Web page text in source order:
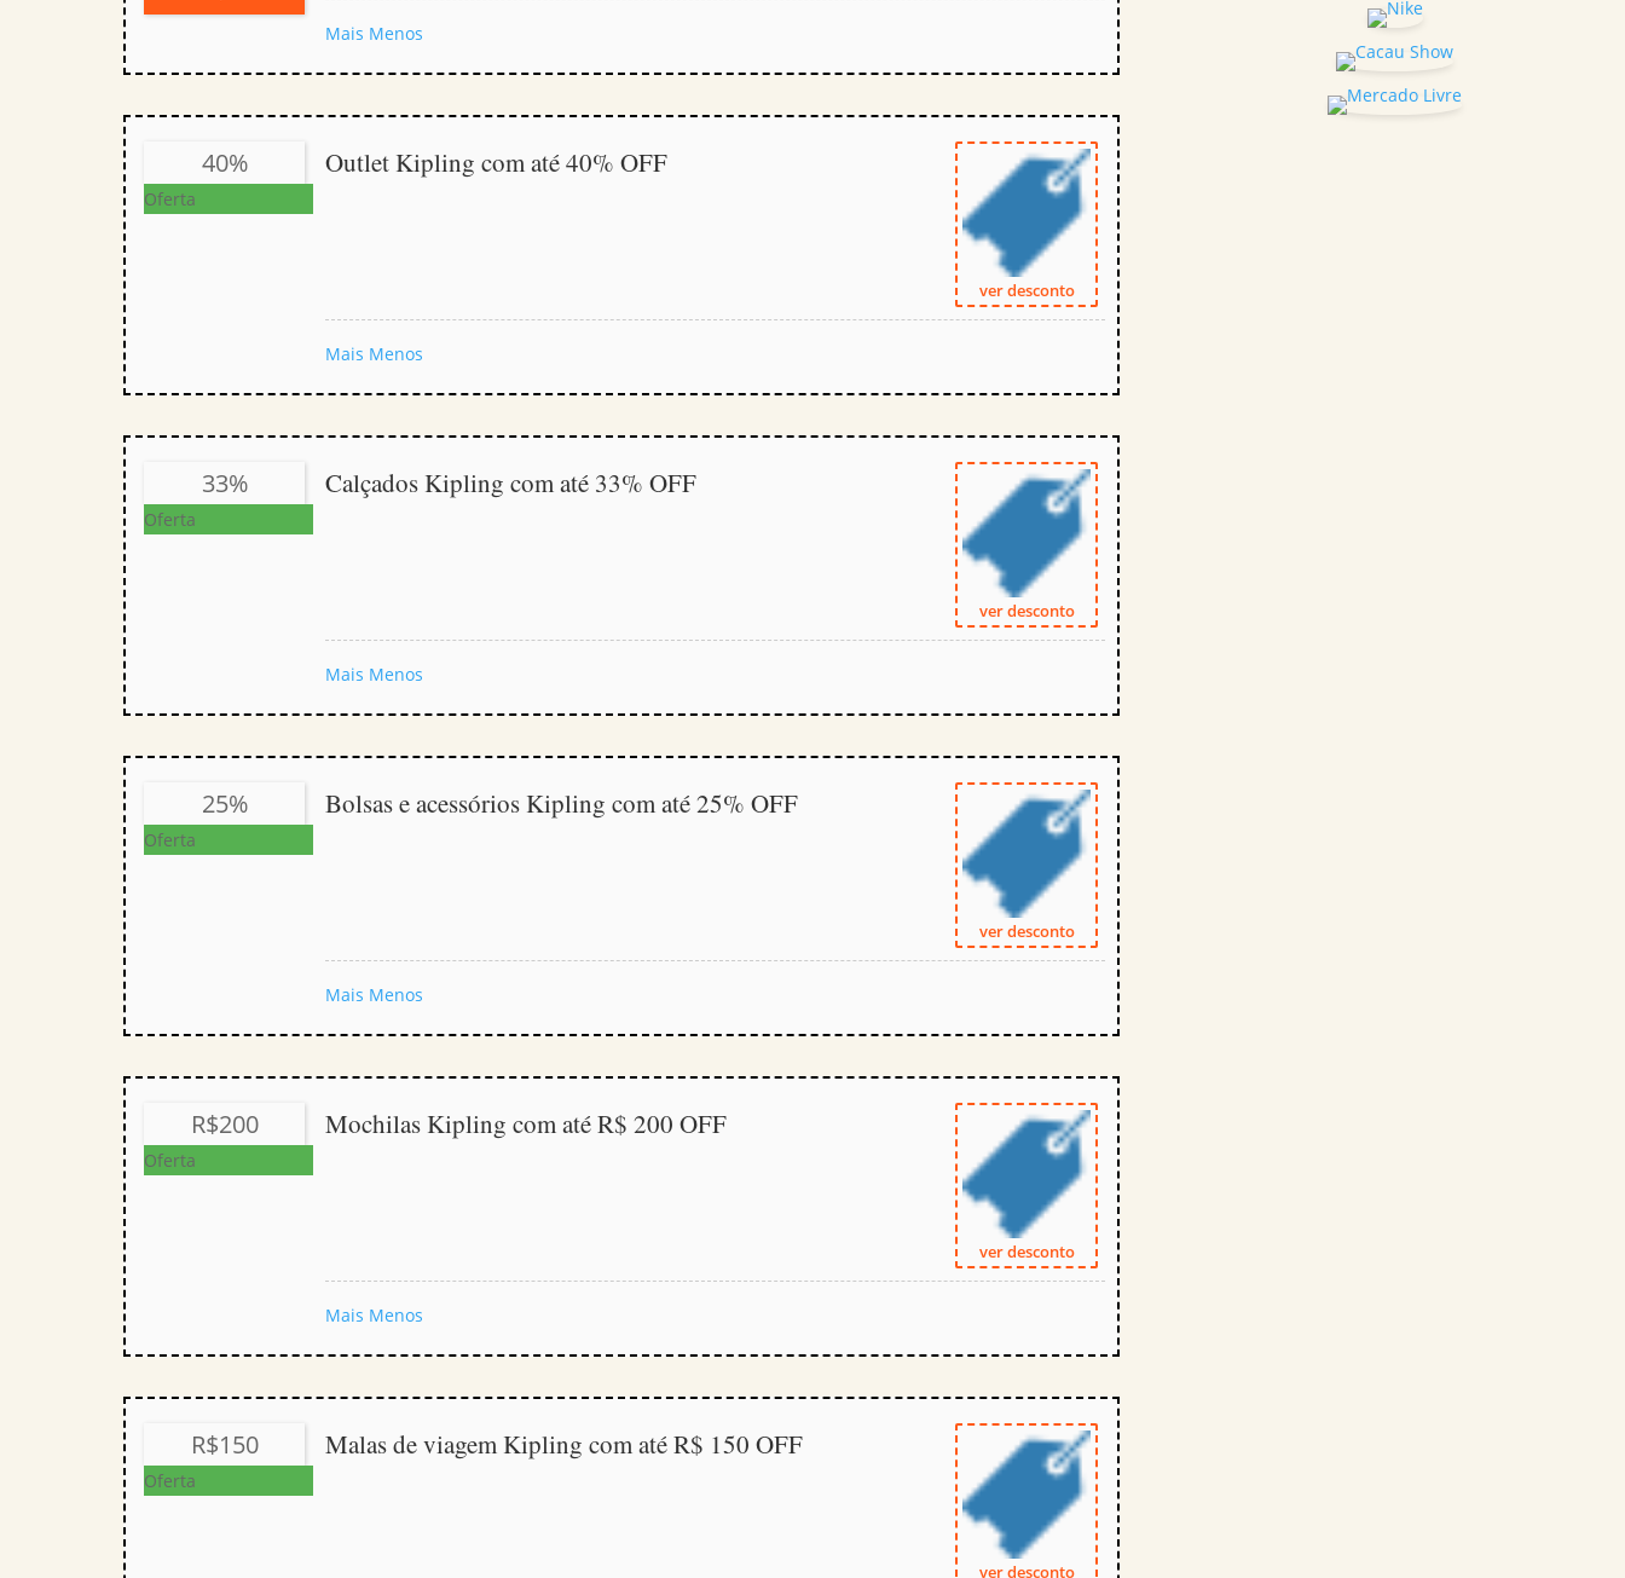
Mais Menos
40%
Oferta
Outlet Kipling com até 40% OFF
ver desconto
Mais Menos
33%
Oferta
Calçados Kipling com até 33% OFF
ver desconto
Mais Menos
25%
Oferta
Bolsas e acessórios Kipling com até 25% OFF
ver desconto
Mais Menos
R$200
Oferta
Mochilas Kipling com até R$ 200 OFF
ver desconto
Mais Menos
R$150
Oferta
Malas de viagem Kipling com até R$ 150 OFF
ver desconto